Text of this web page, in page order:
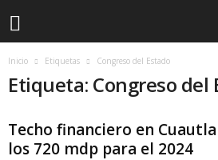
Inicio Etiquetas Congreso del Estado
Etiqueta: Congreso del
Techo financiero en
los 720 mdp para el 2024